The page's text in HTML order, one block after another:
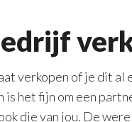
verkopen of je dit al
is het fijn om een
die van jou. De